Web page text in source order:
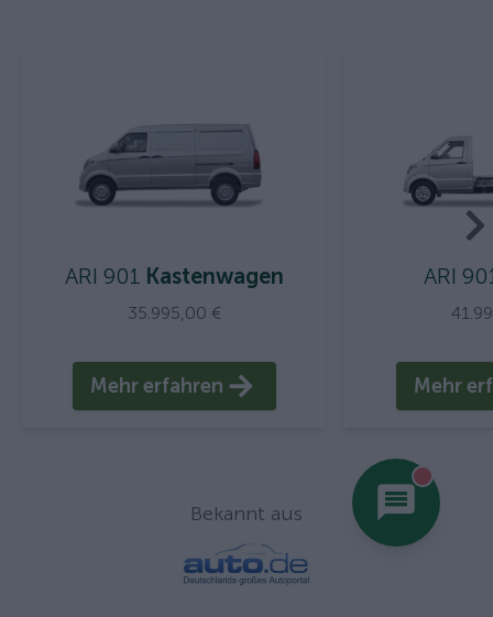
You
ARI 901 Kastenwagen
35.995,00 €
Mehr erfahren
ARI
Mehr
Bekannt aus